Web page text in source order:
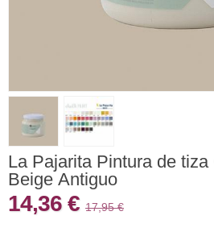
La Pajarita Pintura de
Beige Antiguo
14,36 € 17,95 €